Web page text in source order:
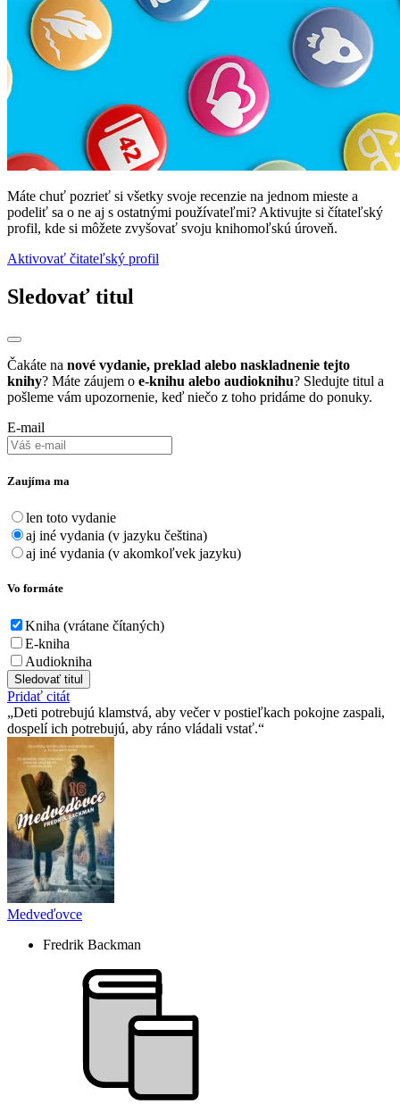
Máte chuť pozrieť si všetky svoje recenzie na jednom mieste a
podeliť sa o ne aj s ostatnými používateľmi? Aktivujte si čítateľský
profil, kde si môžete zvyšovať svoju knihomoľskú úroveň.
Aktivovať čitateľský profil
Sledovať titul
Čakáte na nové vydanie, preklad alebo naskladnenie tejto
knihy? Máte záujem o e-knihu alebo audioknihu? Sledujte titul a
pošleme vám upozornenie, keď niečo z toho pridáme do ponuky.
E-mail
Zaujíma ma
len toto vydanie
aj iné vydania (v jazyku čeština)
aj iné vydania (v akomkoľvek jazyku)
Vo formáte
Kniha (vrátane čítaných)
E-kniha
Audiokniha
Sledovať titul
Pridať citát
Deti potrebujú klamstvá, aby večer v postieľkach pokojne zaspali,
dospelí ich potrebujú, aby ráno vládali vstať.
Medveďovce
Fredrik Backman